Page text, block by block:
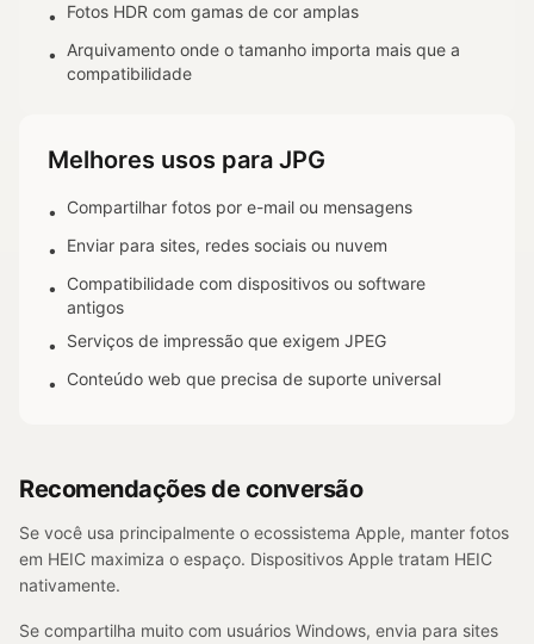
•
Fotos HDR com gamas de cor amplas
•
Arquivamento onde o tamanho importa mais que a
compatibilidade
Melhores usos para JPG
• Compartilhar fotos por e-mail ou mensagens
• Enviar para sites, redes sociais ou nuvem
•
Compatibilidade com dispositivos ou software
antigos
•
Serviços de impressão que exigem JPEG
• Conteúdo web que precisa de suporte universal
Recomendações de conversão
Se você usa principalmente o ecossistema Apple, manter fotos
em HEIC maximiza o espaço. Dispositivos Apple tratam HEIC
nativamente.
Se compartilha muito com usuários Windows, envia para sites